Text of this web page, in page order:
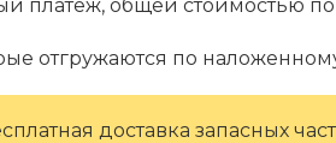
платеж, общей стоимостью
отгружаются по
доставка запасных